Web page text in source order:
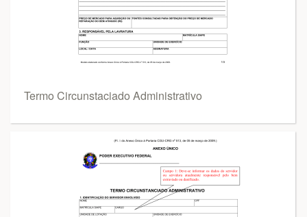
Termo Circunstaciado Administrativo